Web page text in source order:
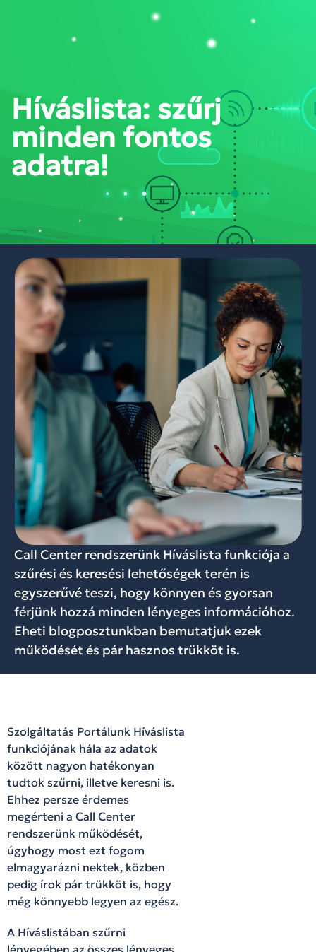
PORTÁL BELÉPÉS
Híváslista: szűrj
minden fontos
adatra!
Call Center rendszerünk Híváslista funkciója a
szűrési és keresési lehetőségek terén is
egyszerűvé teszi, hogy könnyen és gyorsan
férjünk hozzá minden lényeges információhoz.
Eheti blogposztunkban bemutatjuk ezek
működését és pár hasznos trükköt is.
Szolgáltatás Portálunk Híváslista
funkciójának hála az adatok
között nagyon hatékonyan
tudtok szűrni, illetve keresni is.
Ehhez persze érdemes
megérteni a Call Center
rendszerünk működését,
úgyhogy most ezt fogom
elmagyarázni nektek, közben
pedig írok pár trükköt is, hogy
még könnyebb legyen az egész.
A Híváslistában szűrni
lényegében az összes lényeges